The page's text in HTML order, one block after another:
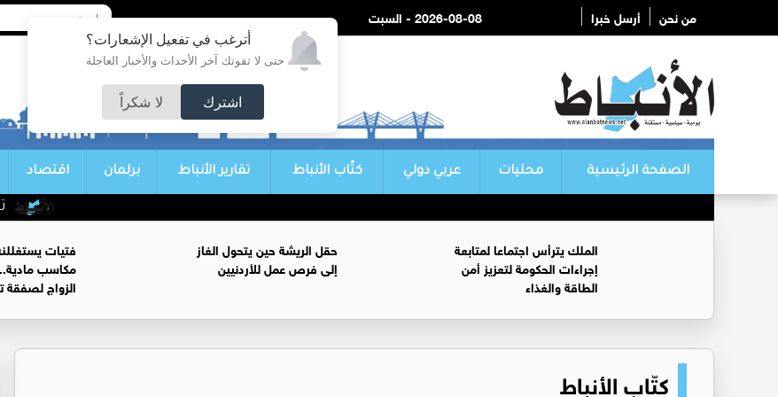
أترغب في تفعيل الإشعارات؟
حتى لا تفوتك آخر الأحداث والأخبار العاجلة
اشترك لا شكراً
من نحن أرسل خبرا 2026-08-08 - السبت
الصفحة الرئيسية محليات عربي دولي كتّاب الأنباط تقارير الأنباط برلمان اقتصاد
الملك يترأس اجتماعا لمتابعة
إجراءات الحكومة لتعزيز أمن
الطاقة والغذاء
حقل الريشة حين يتحول الغاز
إلى فرص عمل للأردنيين
فتيات
مكاسب
الزواج لصفقة
كتّاب الأنباط